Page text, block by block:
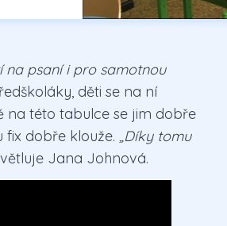
psaní i pro samotnou
děti se na ní
na této tabulce se jim dobře
dobře klouže. „Díky tomu
Jana Johnová.